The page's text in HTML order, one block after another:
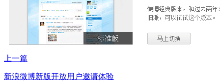
上一篇
新浪微博新版开放用户邀请体验